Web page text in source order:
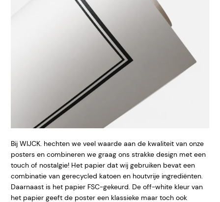
Bij WIJCK. hechten we veel waarde aan de kwaliteit van onze
posters en combineren we graag ons strakke design met een
touch of nostalgie! Het papier dat wij gebruiken bevat een
combinatie van gerecycled katoen en houtvrije ingrediënten.
Daarnaast is het papier FSC-gekeurd. De off-white kleur van
het papier geeft de poster een klassieke maar toch ook